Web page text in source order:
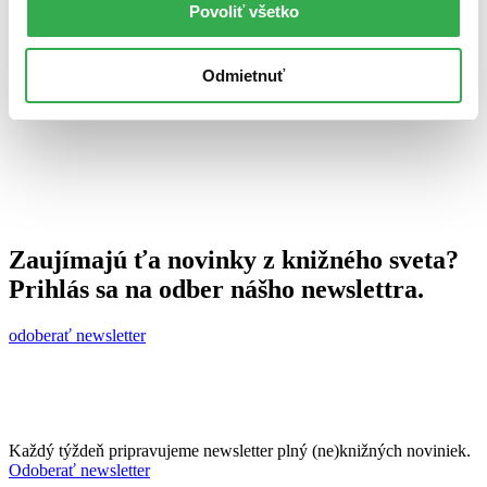
Povoliť všetko
Odmietnuť
12. augusta 2010
Zaujímajú ťa novinky z knižného sveta?
Prihlás sa na odber nášho newslettra.
odoberať newsletter
Každý týždeň pripravujeme newsletter plný (ne)knižných noviniek.
Odoberať newsletter